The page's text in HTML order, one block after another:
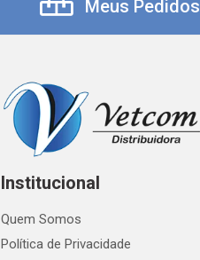
Meus Pedidos
Institucional
Quem Somos
Política de Privacidade